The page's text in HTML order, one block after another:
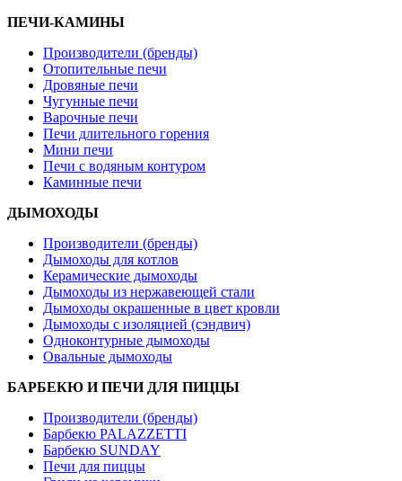
ПЕЧИ-КАМИНЫ
Производители (бренды)
Отопительные печи
Дровяные печи
Чугунные печи
Варочные печи
Печи длительного горения
Мини печи
Печи с водяным контуром
Каминные печи
ДЫМОХОДЫ
Производители (бренды)
Дымоходы для котлов
Керамические дымоходы
Дымоходы из нержавеющей стали
Дымоходы окрашенные в цвет кровли
Дымоходы с изоляцией (сэндвич)
Одноконтурные дымоходы
Овальные дымоходы
БАРБЕКЮ И ПЕЧИ ДЛЯ ПИЦЦЫ
Производители (бренды)
Барбекю PALAZZETTI
Барбекю SUNDAY
Печи для пиццы